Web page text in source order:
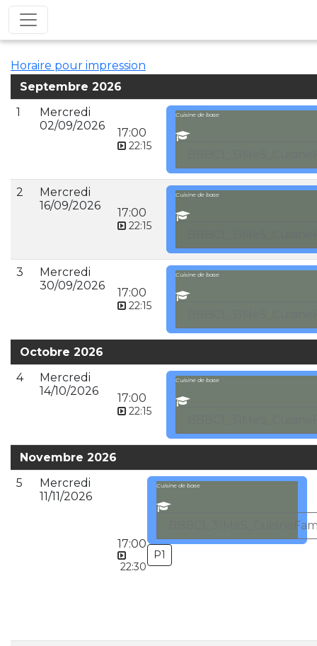
Horaire pour impression
Septembre 2026
1
Mercredi
02/09/2026
17:00
22:15
Cuisine de base
2
Mercredi
16/09/2026
17:00
22:15
Cuisine de base
3
Mercredi
30/09/2026
17:00
22:15
Cuisine de base
Octobre 2026
4
Mercredi
14/10/2026
17:00
22:15
Cuisine de base
Novembre 2026
5
Mercredi
11/11/2026
17:00
22:30
Cuisine de base
P1